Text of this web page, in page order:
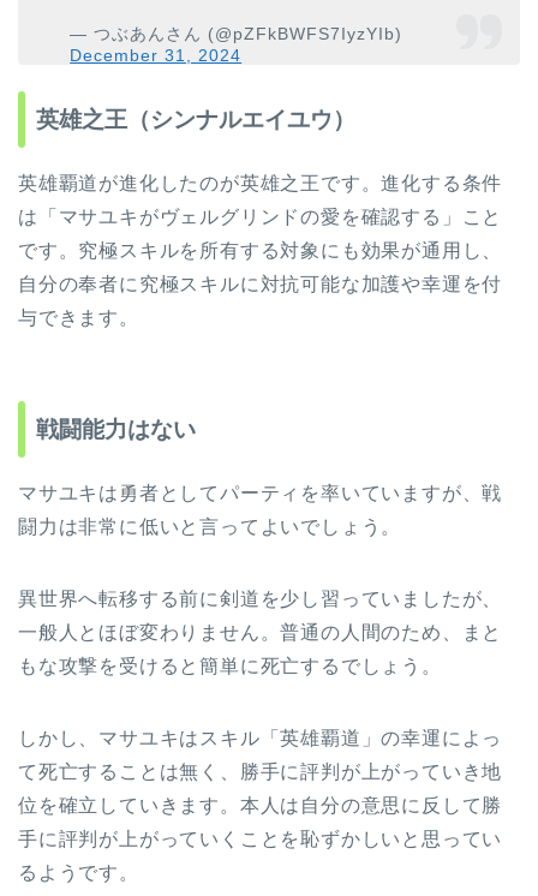
— つぶあんさん (@pZFkBWFS7IyzYIb)
December 31, 2024
英雄之王（シンナルエイユウ）
英雄覇道が進化したのが英雄之王です。進化する条件
は「マサユキがヴェルグリンドの愛を確認する」こと
です。究極スキルを所有する対象にも効果が通用し、
自分の奉者に究極スキルに対抗可能な加護や幸運を付
与できます。
戦闘能力はない
マサユキは勇者としてパーティを率いていますが、戦
闘力は非常に低いと言ってよいでしょう。
異世界へ転移する前に剣道を少し習っていましたが、
一般人とほぼ変わりません。普通の人間のため、まと
もな攻撃を受けると簡単に死亡するでしょう。
しかし、マサユキはスキル「英雄覇道」の幸運によっ
て死亡することは無く、勝手に評判が上がっていき地
位を確立していきます。本人は自分の意思に反して勝
手に評判が上がっていくことを恥ずかしいと思ってい
るようです。